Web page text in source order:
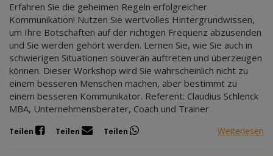
Erfahren Sie die geheimen Regeln erfolgreicher
Kommunikation! Nutzen Sie wertvolles Hintergrundwissen,
um Ihre Botschaften auf der richtigen Frequenz abzusenden
und Sie werden gehört werden. Lernen Sie, wie Sie auch in
schwierigen Situationen souverän auftreten und überzeugen
können. Dieser Workshop wird Sie wahrscheinlich nicht zu
einem besseren Menschen machen, aber bestimmt zu
einem besseren Kommunikator. Referent: Claudius Schlenck
MBA, Unternehmensberater, Coach und Trainer
Teilen Teilen Teilen Weiterlesen